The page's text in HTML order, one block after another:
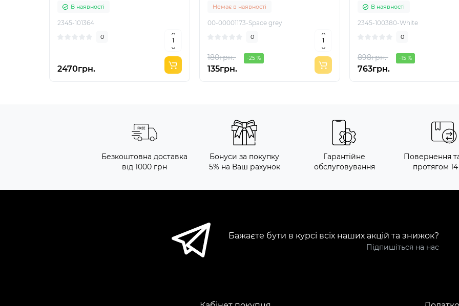
В наявності
2345-101364
0
2470грн.
Немає в наявності
00-00001173-Space grey
0
180грн. -25 %
135грн.
В наявності
2345-100380-White
0
898грн. -15 %
763грн.
Безкоштовна доставка
від 1000 грн
Бонуси за покупку
5% на Ваш рахунок
Гарантійне
обслуговування
Повернення
протягом 14
Бажаєте бути в курсі всіх наших акцій та знижок?
Підпишіться на нас